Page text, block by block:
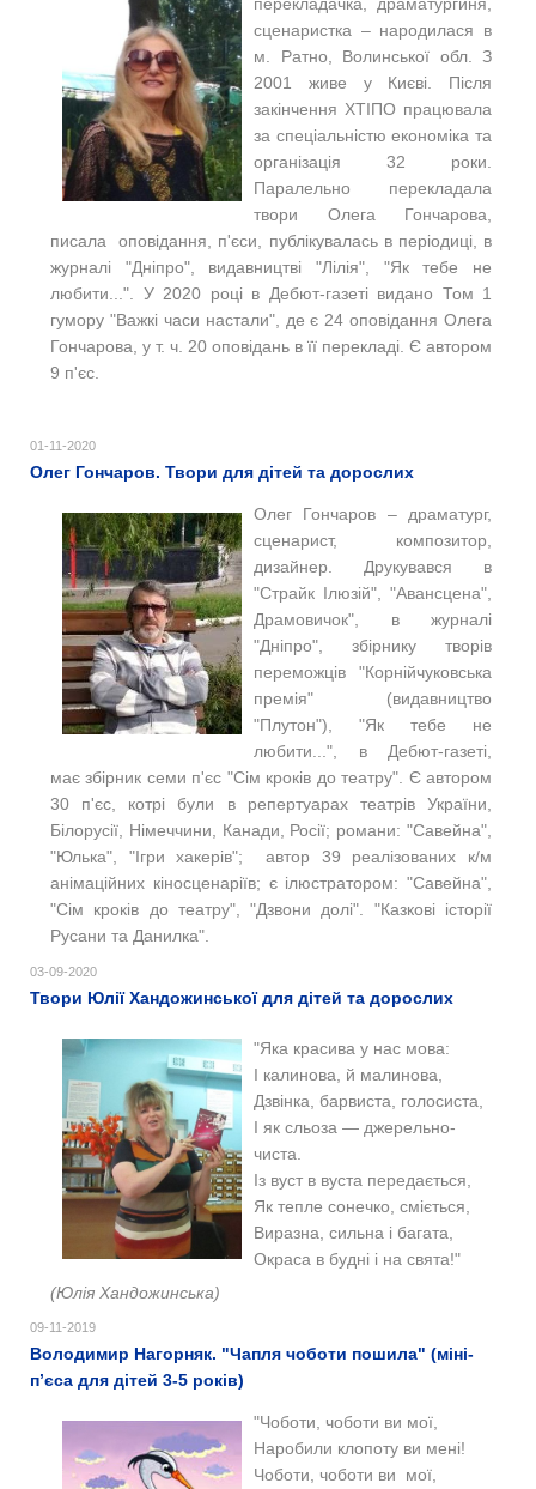
сценаристка ‒ народилася в
м. Ратно, Волинської обл. З
2001 живе у Києві. Після
закінчення ХТІПО працювала
за спеціальністю економіка та
організація 32 роки.
Паралельно перекладала
твори Олега Гончарова,
писала оповідання, п'єси, публікувалась в періодиці, в
журналі "Дніпро", видавництві "Лілія", "Як тебе не
любити...". У 2020 році в Дебют-газеті видано Том 1
гумору "Важкі часи настали", де є 24 оповідання Олега
Гончарова, у т. ч. 20 оповідань в її перекладі. Є автором
9 п'єс.
01-11-2020
Олег Гончаров. Твори для дітей та дорослих
Олег Гончаров – драматург,
сценарист, композитор,
дизайнер. Друкувався в
"Страйк Ілюзій", "Авансцена",
Драмовичок", в журналі
"Дніпро", збірнику творів
переможців "Корнійчуковська
премія" (видавництво
"Плутон"), "Як тебе не
любити...", в Дебют-газеті,
має збірник семи п'єс "Сім кроків до театру". Є автором
30 п'єс, котрі були в репертуарах театрів України,
Білорусії, Німеччини, Канади, Росії; романи: "Савейна",
"Юлька", "Ігри хакерів"; автор 39 реалізованих к/м
анімаційних кіносценаріїв; є ілюстратором: "Савейна",
"Сім кроків до театру", "Дзвони долі". "Казкові історії
Русани та Данилка".
03-09-2020
Твори Юлії Хандожинської для дітей та дорослих
"Яка красива у нас мова:
І калинова, й малинова,
Дзвінка, барвиста, голосиста,
І як сльоза — джерельно-
чиста.
Із вуст в вуста передається,
Як тепле сонечко, сміється,
Виразна, сильна і багата,
Окраса в будні і на свята!"
(Юлія Хандожинська)
09-11-2019
Володимир Нагорняк. "Чапля чоботи пошила" (міні-
п’єса для дітей 3-5 років)
"Чоботи, чоботи ви мої,
Наробили клопоту ви мені!
Чоботи, чоботи ви мої,